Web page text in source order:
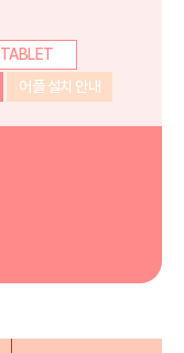
TABLET
어플 설치 안내